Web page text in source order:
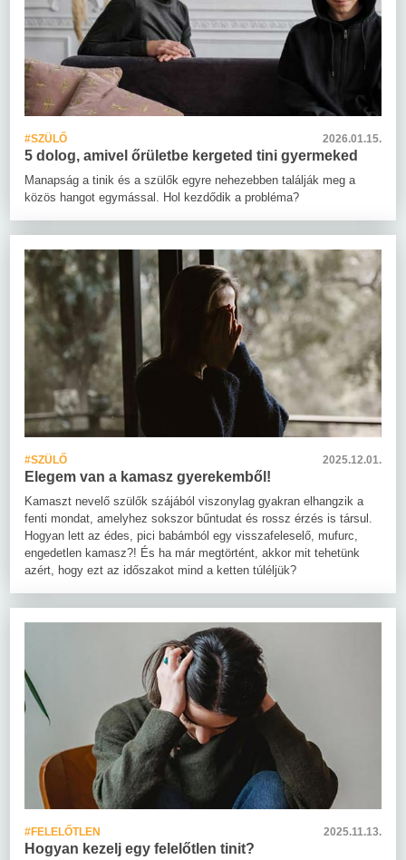
#SZÜLŐ 2026.01.15.
5 dolog, amivel őrületbe kergeted tini gyermeked
Manapság a tinik és a szülők egyre nehezebben találják meg a
közös hangot egymással. Hol kezdődik a probléma?
#SZÜLŐ 2025.12.01.
Elegem van a kamasz gyerekemből!
Kamaszt nevelő szülők szájából viszonylag gyakran elhangzik a
fenti mondat, amelyhez sokszor bűntudat és rossz érzés is társul.
Hogyan lett az édes, pici babámból egy visszafeleselő, mufurc,
engedetlen kamasz?! És ha már megtörtént, akkor mit tehetünk
azért, hogy ezt az időszakot mind a ketten túléljük?
#FELELŐTLEN 2025.11.13.
Hogyan kezelj egy felelőtlen tinit?